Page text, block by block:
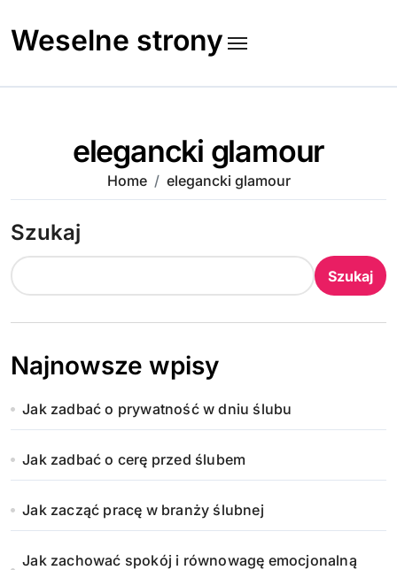
to
content
Weselne strony
elegancki glamour
Home elegancki glamour
Szukaj
Szukaj
Najnowsze wpisy
Jak zadbać o prywatność w dniu ślubu
Jak zadbać o cerę przed ślubem
Jak zacząć pracę w branży ślubnej
Jak zachować spokój i równowagę emocjonalną